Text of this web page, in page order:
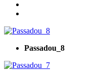
Passadou_8